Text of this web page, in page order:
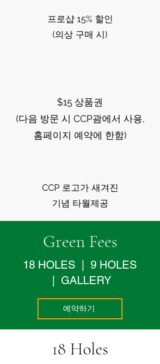
프로샵 15% 할인
(의상 구매 시)
$15 상품권
(다음 방문 시 CCP괌에서 사용,
홈페이지 예약에 한함)
CCP 로고가 새겨진
기념 타월제공
Green Fees
18 HOLES | 9 HOLES
| GALLERY
예약하기
18 Holes